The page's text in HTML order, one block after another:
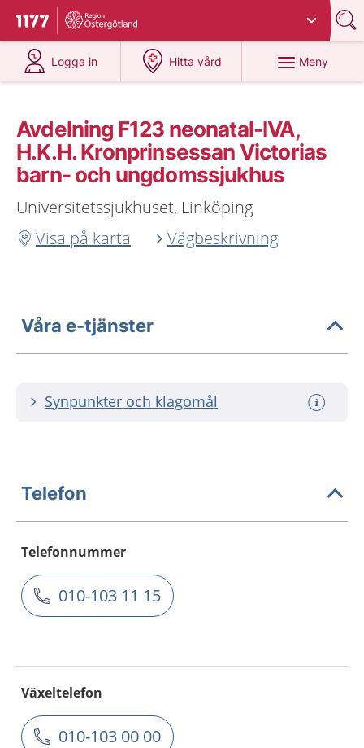
Till startsidan för 1177
Du har valt region
Logga in
på 1177.se
Hitta vård
på 1177.se
Meny
Avdelning F123 neonatal-IVA,
H.K.H. Kronprinsessan Victorias
barn- och ungdomssjukhus
Universitetssjukhuset, Linköping
Visa på karta
Vägbeskrivning
Våra e-tjänster
Synpunkter och klagomål
Telefon
Telefonnummer
010-103 11 15
Växeltelefon
010-103 00 00